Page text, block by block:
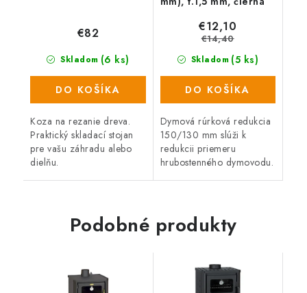
Skladom (6 ks)
€82
DO KOŠÍKA
Koza na rezanie dreva.
Praktický skladací stojan
pre vašu záhradu alebo
dielňu.
Skladom (5 ks)
€12,10
€14,40
DO KOŠÍKA
Dymová rúrková redukcia
150/130 mm slúži k
redukcii priemeru
hrubostenného dymovodu.
Podobné produkty